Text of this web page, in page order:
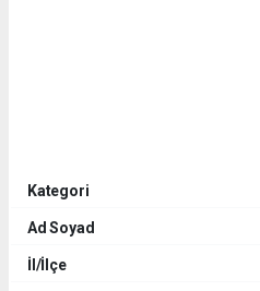
Kategori
Ad Soyad
İl/İlçe